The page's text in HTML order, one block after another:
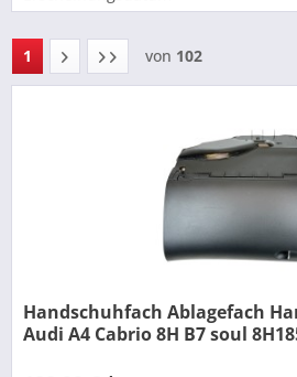
1 von 102
Handschuhfach Ablagefach
Audi A4 Cabrio 8H B7 soul